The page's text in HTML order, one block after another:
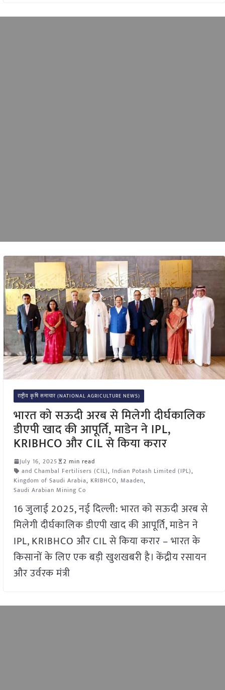
राष्ट्रीय कृषि समाचार (NATIONAL AGRICULTURE NEWS)
भारत को सऊदी अरब से मिलेगी दीर्घकालिक
डीएपी खाद की आपूर्ति, माडेन ने IPL,
KRIBHCO और CIL से किया करार
July 16, 2025
2 min read
and Chambal Fertilisers (CIL), Indian Potash Limited (IPL),
Kingdom of Saudi Arabia, KRIBHCO, Maaden,
Saudi Arabian Mining Co
16 जुलाई 2025, नई दिल्ली: भारत को सऊदी अरब से
मिलेगी दीर्घकालिक डीएपी खाद की आपूर्ति, माडेन ने
IPL, KRIBHCO और CIL से किया करार – भारत के
किसानों के लिए एक बड़ी खुशखबरी है। केंद्रीय रसायन
और उर्वरक मंत्री